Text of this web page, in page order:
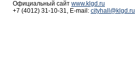
Официальный сайт www.klgd.ru
+7 (4012) 31-10-31, E-mail: cityhall@klgd.ru